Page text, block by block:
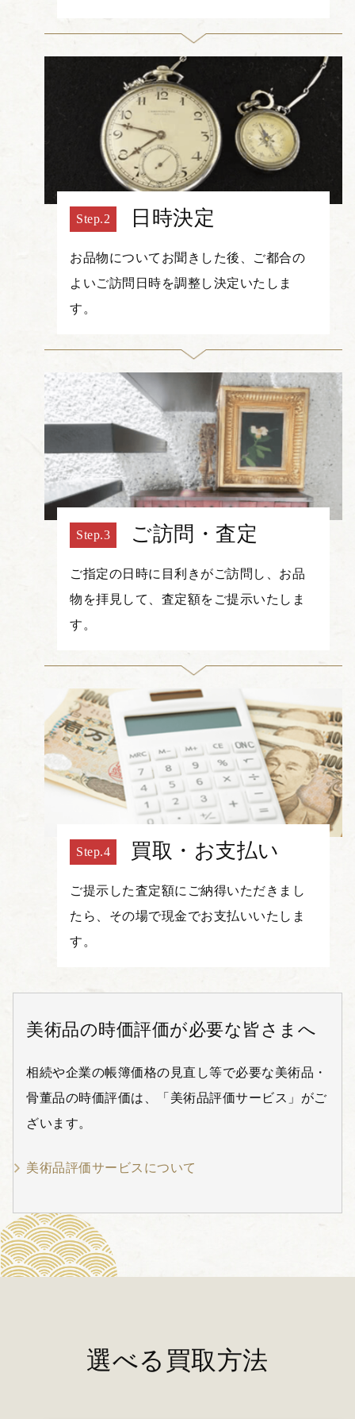
日時決定
お品物についてお聞きした後、ご都合の
よいご訪問日時を調整し決定いたしま
す。
ご訪問・査定
ご指定の日時に目利きがご訪問し、お品
物を拝見して、査定額をご提示いたしま
す。
買取・お支払い
ご提示した査定額にご納得いただきまし
たら、その場で現金でお支払いいたしま
す。
美術品の時価評価が必要な皆さまへ
相続や企業の帳簿価格の見直し等で必要な美術品・
骨董品の時価評価は、「美術品評価サービス」がご
ざいます。
美術品評価サービスについて
選べる買取方法